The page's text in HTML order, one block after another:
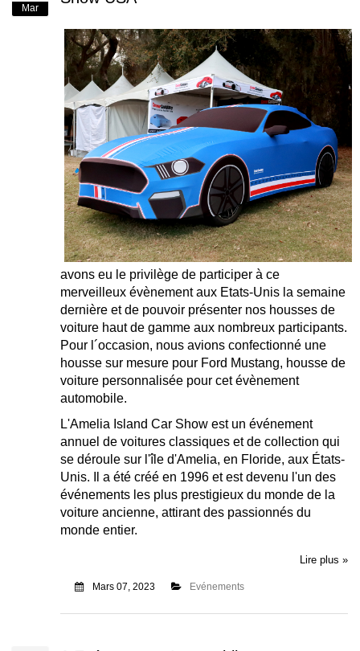
Mar
avons eu le privilège de participer à ce
merveilleux évènement aux Etats-Unis la semaine
dernière et de pouvoir présenter nos housses de
voiture haut de gamme aux nombreux participants.
Pour l´occasion, nous avions confectionné une
housse sur mesure pour Ford Mustang, housse de
voiture personnalisée pour cet évènement
automobile.
L'Amelia Island Car Show est un événement
annuel de voitures classiques et de collection qui
se déroule sur l'île d'Amelia, en Floride, aux États-
Unis. Il a été créé en 1996 et est devenu l'un des
événements les plus prestigieux du monde de la
voiture ancienne, attirant des passionnés du
monde entier.
Lire plus »
Mars 07, 2023 Evénements